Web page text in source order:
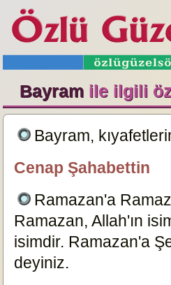
Bayram ile ilgili
Bayram,
Cenap Şahabettin
Ramazan'a
Ramazan, Allah'ın
isimdir. Ramazan'a
deyiniz.